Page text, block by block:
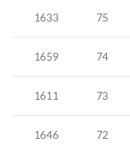
1633 75
1659 74
1611 73
1646 72